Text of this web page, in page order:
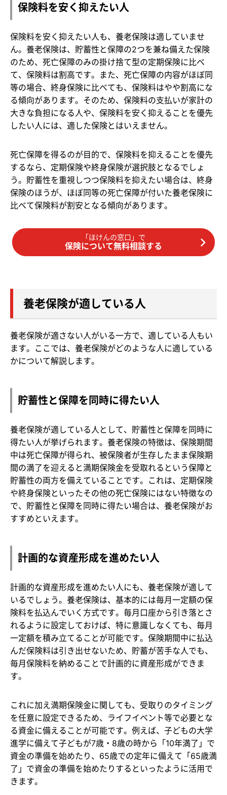
保険料を安く抑えたい人
保険料を安く抑えたい人も、養老保険は適していませ
ん。養老保険は、貯蓄性と保障の2つを兼ね備えた保険
のため、死亡保障のみの掛け捨て型の定期保険に比べ
て、保険料は割高です。また、死亡保障の内容がほぼ同
等の場合、終身保険に比べても、保険料はやや割高にな
る傾向があります。そのため、保険料の支払いが家計の
大きな負担になる人や、保険料を安く抑えることを優先
したい人には、適した保険とはいえません。
死亡保障を得るのが目的で、保険料を抑えることを優先
するなら、定期保険や終身保険が選択肢となるでしょ
う。貯蓄性を重視しつつ保険料を抑えたい場合は、終身
保険のほうが、ほぼ同等の死亡保障が付いた養老保険に
比べて保険料が割安となる傾向があります。
「ほけんの窓口」で
保険について無料相談する
養老保険が適している人
養老保険が適さない人がいる一方で、適している人もい
ます。ここでは、養老保険がどのような人に適している
かについて解説します。
貯蓄性と保障を同時に得たい人
養老保険が適している人として、貯蓄性と保障を同時に
得たい人が挙げられます。養老保険の特徴は、保険期間
中は死亡保障が得られ、被保険者が生存したまま保険期
間の満了を迎えると満期保険金を受取れるという保障と
貯蓄性の両方を備えていることです。これは、定期保険
や終身保険といったその他の死亡保険にはない特徴なの
で、貯蓄性と保障を同時に得たい場合は、養老保険がお
すすめといえます。
計画的な資産形成を進めたい人
計画的な資産形成を進めたい人にも、養老保険が適して
いるでしょう。養老保険は、基本的には毎月一定額の保
険料を払込んでいく方式です。毎月口座から引き落とさ
れるように設定しておけば、特に意識しなくても、毎月
一定額を積み立てることが可能です。保険期間中に払込
んだ保険料は引き出せないため、貯蓄が苦手な人でも、
毎月保険料を納めることで計画的に資産形成ができま
す。
これに加え満期保険金に関しても、受取りのタイミング
を任意に設定できるため、ライフイベント等で必要とな
る資金に備えることが可能です。例えば、子どもの大学
進学に備えて子どもが7歳・8歳の時から「10年満了」で
資金の準備を始めたり、65歳での定年に備えて「65歳満
了」で資金の準備を始めたりするといったように活用で
きます。